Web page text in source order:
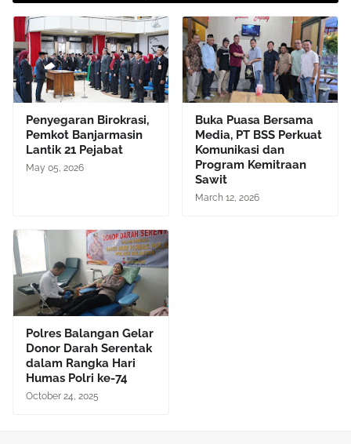
Penyegaran Birokrasi,
Pemkot Banjarmasin
Lantik 21 Pejabat
May 05, 2026
Buka Puasa Bersama
Media, PT BSS Perkuat
Komunikasi dan
Program Kemitraan
Sawit
March 12, 2026
Polres Balangan Gelar
Donor Darah Serentak
dalam Rangka Hari
Humas Polri ke-74
October 24, 2025